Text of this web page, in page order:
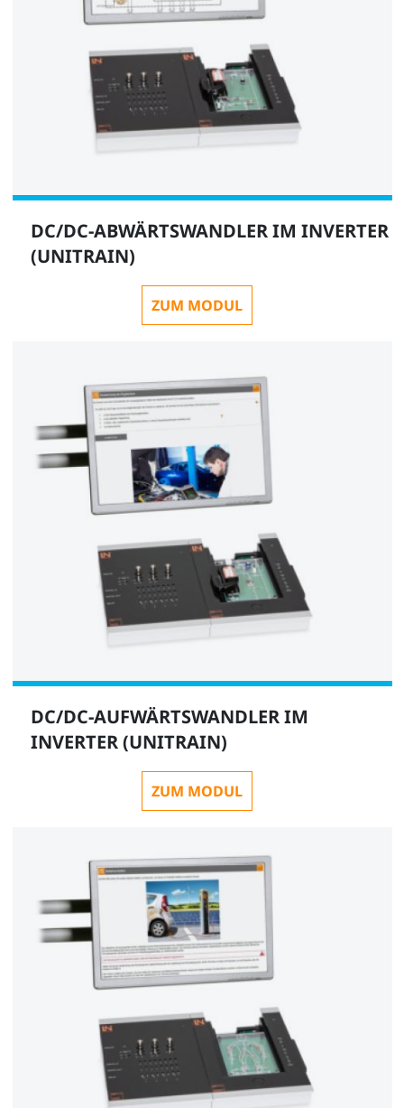
DC/DC-ABWÄRTSWANDLER IM INVERTER
(UNITRAIN)
ZUM MODUL
DC/DC-AUFWÄRTSWANDLER IM
INVERTER (UNITRAIN)
ZUM MODUL